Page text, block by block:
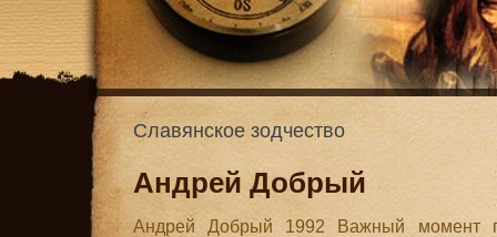
Славянское зодчество
Андрей Добрый
Андрей Добрый 1992 Важный момент